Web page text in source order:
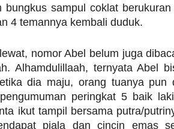
bungkus sampul coklat
4 temannya kembali duduk.
nomor Abel belum juga
Alhamdulillaah, ternyata Abel
dia maju, orang tuanya pun
peringkat 5 baik
ikut tampil bersama putra/
piala dan cincin emas